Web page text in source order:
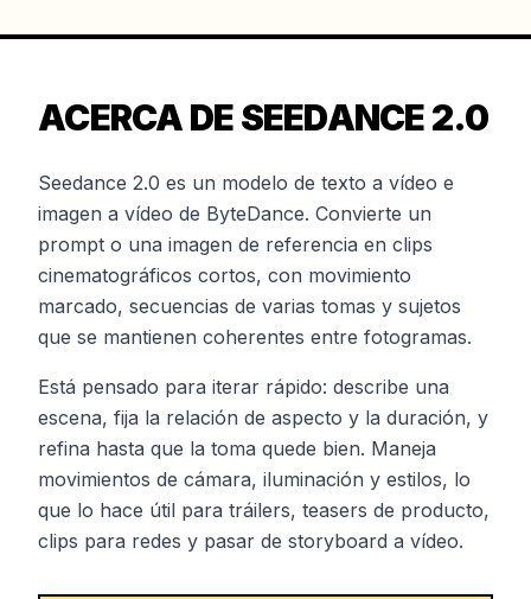
ACERCA DE SEEDANCE 2.0
Seedance 2.0 es un modelo de texto a vídeo e
imagen a vídeo de ByteDance. Convierte un
prompt o una imagen de referencia en clips
cinematográficos cortos, con movimiento
marcado, secuencias de varias tomas y sujetos
que se mantienen coherentes entre fotogramas.
Está pensado para iterar rápido: describe una
escena, fija la relación de aspecto y la duración, y
refina hasta que la toma quede bien. Maneja
movimientos de cámara, iluminación y estilos, lo
que lo hace útil para tráilers, teasers de producto,
clips para redes y pasar de storyboard a vídeo.